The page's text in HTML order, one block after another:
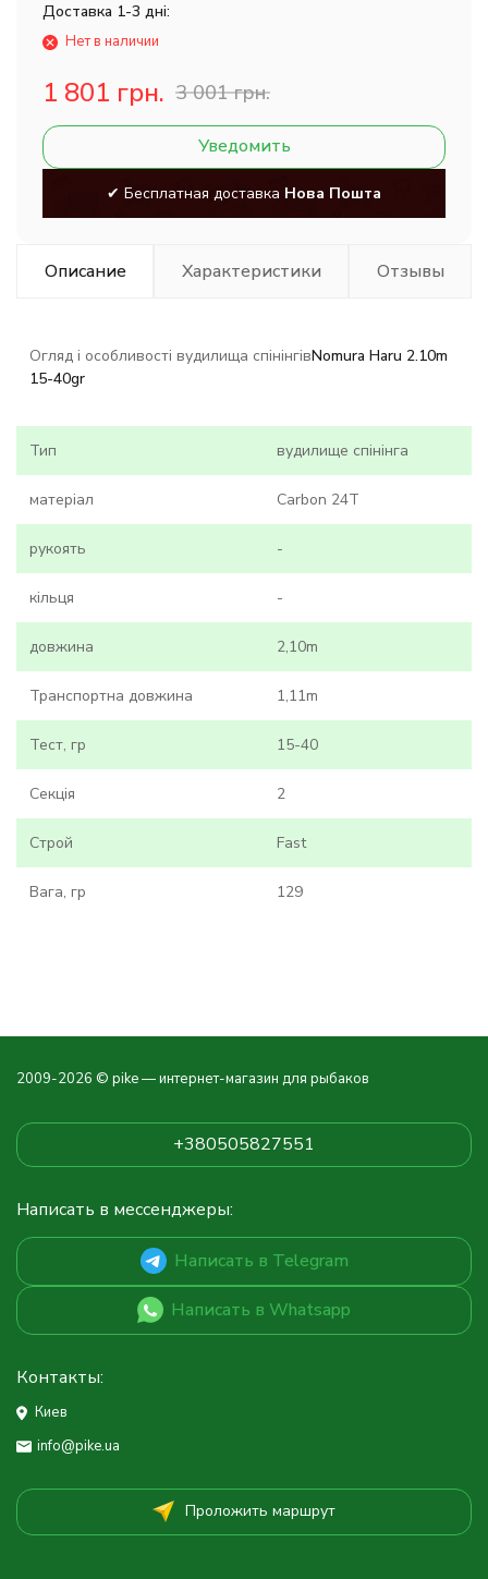
Доставка 1-3 дні:
Нет в наличии
1 801 грн. 3 001 грн.
Уведомить
✔ Бесплатная доставка Нова Пошта
Описание Характеристики Отзывы
Огляд і особливості вудилища спінінгівNomura Haru 2.10m
15-40gr
Тип вудилище спінінга
матеріал Carbon 24Т
рукоять -
кільця -
довжина 2,10m
Транспортна довжина 1,11m
Тест, гр 15-40
Секція 2
Строй Fast
Вага, гр 129
2009-2026 © pike — интернет-магазин для рыбаков
+380505827551
Написать в мессенджеры:
Написать в Telegram
Написать в Whatsapp
Контакты:
Киев
info@pike.ua
Проложить маршрут